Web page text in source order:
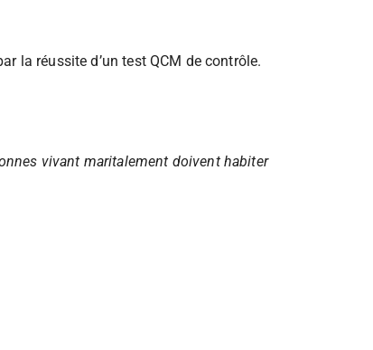
la réussite d’un test QCM de contrôle.
vivant maritalement doivent habiter